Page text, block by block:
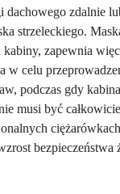
dachowego zdalnie
strzeleckiego.
zapewnia
w celu
podczas gdy
musi być
bezpieczeństwa